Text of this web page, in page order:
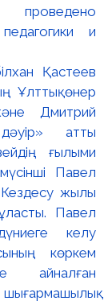
проведено
и